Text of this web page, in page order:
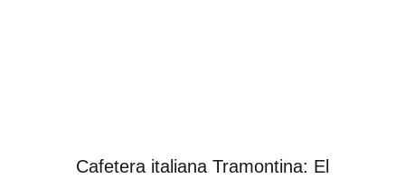
Cafetera italiana Tramontina: El